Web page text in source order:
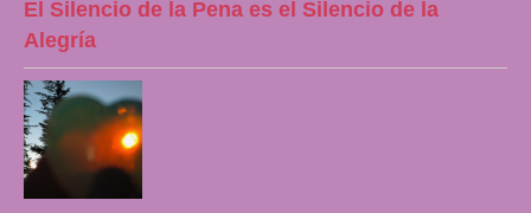
El Silencio de la Pena es el Silencio de la
Alegría